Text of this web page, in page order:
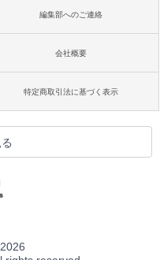
編集部へのご連絡
会社概要
特定商取引法に基づく表示
2026